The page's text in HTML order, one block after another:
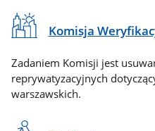
Komisja
Zadaniem Komisji jest
reprywatyzacyjnych
warszawskich.